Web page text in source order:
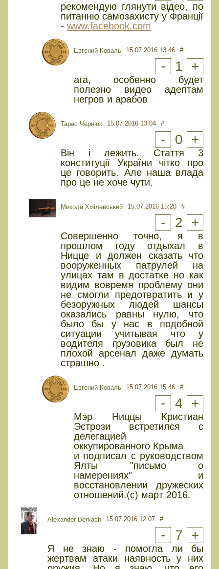
рекомендую глянути відео, по
питанню самозахисту у Франції
- www.facebook.com
Евгений Коваль 15.07.2016 13:46 #
- 1 +
ага, особенно будет
полезно видео адептам
негров и арабов
Тарас Чернюк 15.07.2016 13:04 #
- 0 +
Він і лежить. Стаття 3
конституції України чітко про
це говорить. Але наша влада
про це не хоче чути.
Микола Хмілевський 15.07.2016 15:20 #
- 2 +
Совершенно точно, я в
прошлом году отдыхал в
Ницце и должен сказать что
вооруженных патрулей на
улицах там в достатке но как
видим вовремя проблему они
не смогли предотвратить и у
безоружных людей шансы
оказались равны нулю, что
было бы у нас в подобной
ситуации учитывая что у
водителя грузовика был не
плохой арсенал даже думать
страшно .
Евгений Коваль 15.07.2016 15:46 #
- 4 +
Мэр Ниццы Кристиан
Эстрози встретился с
делегацией
оккупированного Крыма
и подписал с руководством
Ялты "письмо о
намерениях" и
восстановлении дружеских
отношений.(с) март 2016.
Alexander Derkach 15.07.2016 12:07 #
- 7 +
Я не знаю - помогла ли бы
жертвам атаки наявность у них